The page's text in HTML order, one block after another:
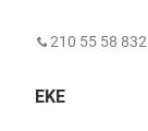
210 55 58 832
ΕΚΕ